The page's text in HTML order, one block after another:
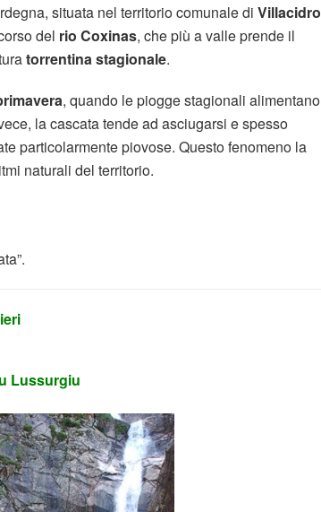
situata nel territorio comunale di Villacidro
del rio Coxinas, che più a valle prende il
torrentina stagionale.
, quando le piogge stagionali alimentano
la cascata tende ad asciugarsi e spesso
particolarmente piovose. Questo fenomeno la
naturali del territorio.
Lussurgiu